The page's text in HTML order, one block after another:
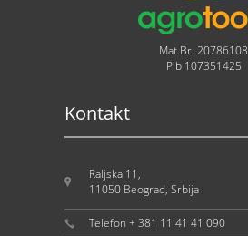
Mat.Br. 20786108
Pib 107351425
Kontakt
Raljska 11,
11050 Beograd, Srbija
Telefon + 381 11 41 41 090